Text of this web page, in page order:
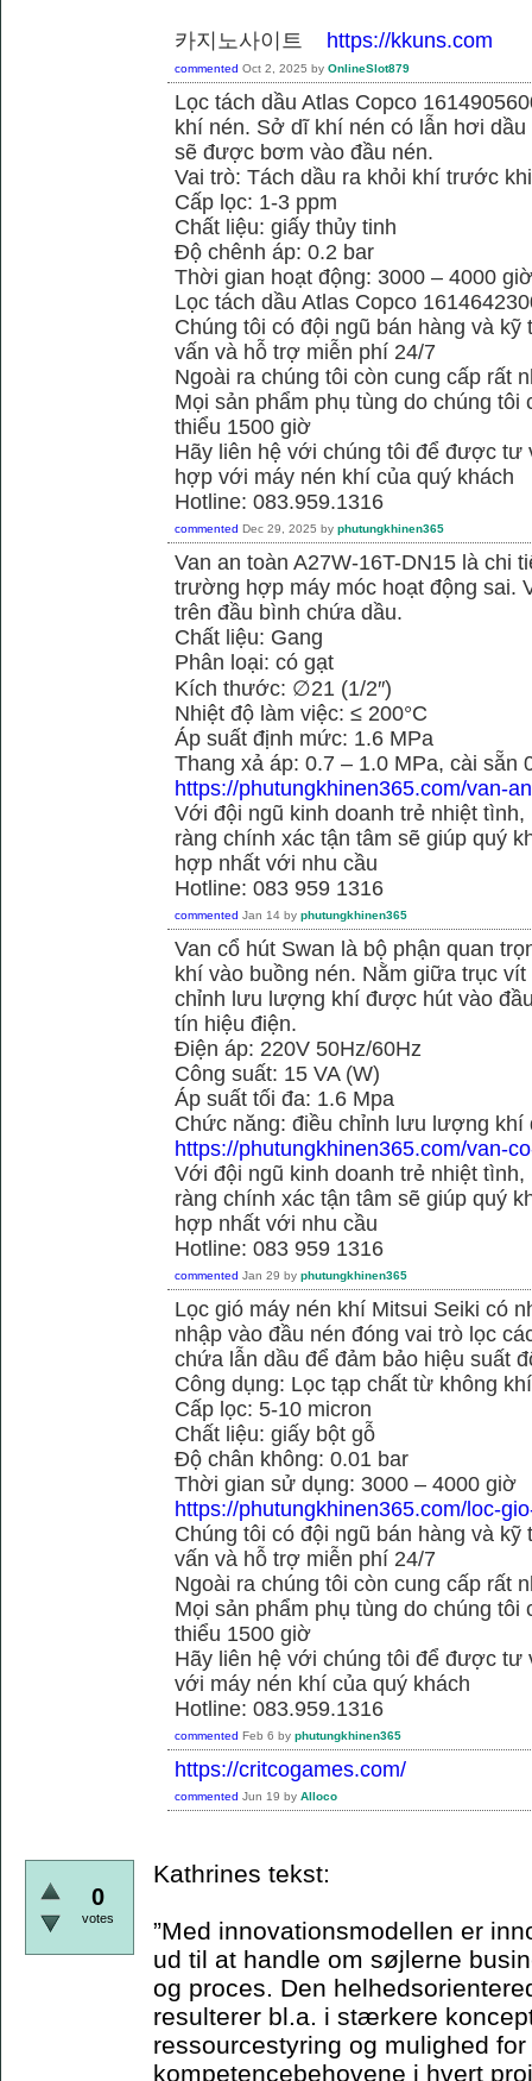
카지노사이트 https://kkuns.com
commented Oct 2, 2025 by OnlineSlot879
Lọc tách dầu Atlas Copco
khí nén. Sở dĩ khí nén có lẫn hơi
sẽ được bơm vào đầu nén.
Vai trò: Tách dầu ra khỏi khí trước
Cấp lọc: 1-3 ppm
Chất liệu: giấy thủy tinh
Độ chênh áp: 0.2 bar
Thời gian hoạt động: 3000 – 4000 giờ
Lọc tách dầu Atlas Copco
Chúng tôi có đội ngũ bán hàng và
vấn và hỗ trợ miễn phí 24/7
Ngoài ra chúng tôi còn cung cấp rất
Mọi sản phẩm phụ tùng do chúng
thiểu 1500 giờ
Hãy liên hệ với chúng tôi để được tư
hợp với máy nén khí của quý khách
Hotline: 083.959.1316
commented Dec 29, 2025 by phutungkhinen365
Van an toàn A27W-16T-DN15 là chi
trường hợp máy móc hoạt động sai.
trên đầu bình chứa dầu.
Chất liệu: Gang
Phân loại: có gạt
Kích thước: ∅21 (1/2″)
Nhiệt độ làm việc: ≤ 200°C
Áp suất định mức: 1.6 MPa
Thang xả áp: 0.7 – 1.0 MPa, cài sẵn
https://phutungkhinen365.com/van-
Với đội ngũ kinh doanh trẻ nhiệt
ràng chính xác tận tâm sẽ giúp quý
hợp nhất với nhu cầu
Hotline: 083 959 1316
commented Jan 14 by phutungkhinen365
Van cổ hút Swan là bộ phận quan
khí vào buồng nén. Nằm giữa trục
chỉnh lưu lượng khí được hút vào
tín hiệu điện.
Điện áp: 220V 50Hz/60Hz
Công suất: 15 VA (W)
Áp suất tối đa: 1.6 Mpa
Chức năng: điều chỉnh lưu lượng khí
https://phutungkhinen365.com/van-
Với đội ngũ kinh doanh trẻ nhiệt
ràng chính xác tận tâm sẽ giúp quý
hợp nhất với nhu cầu
Hotline: 083 959 1316
commented Jan 29 by phutungkhinen365
Lọc gió máy nén khí Mitsui Seiki có
nhập vào đầu nén đóng vai trò lọc
chứa lẫn dầu để đảm bảo hiệu suất
Công dụng: Lọc tạp chất từ không
Cấp lọc: 5-10 micron
Chất liệu: giấy bột gỗ
Độ chân không: 0.01 bar
Thời gian sử dụng: 3000 – 4000 giờ
https://phutungkhinen365.com/loc-
Chúng tôi có đội ngũ bán hàng và
vấn và hỗ trợ miễn phí 24/7
Ngoài ra chúng tôi còn cung cấp rất
Mọi sản phẩm phụ tùng do chúng
thiểu 1500 giờ
Hãy liên hệ với chúng tôi để được tư
với máy nén khí của quý khách
Hotline: 083.959.1316
commented Feb 6 by phutungkhinen365
https://critcogames.com/
commented Jun 19 by Alloco
0
votes
Kathrines tekst:
”Med innovationsmodellen er
ud til at handle om søjlerne
og proces. Den
resulterer bl.a. i stærkere
ressourcestyring og mulighed
kompetencebehovene i hvert